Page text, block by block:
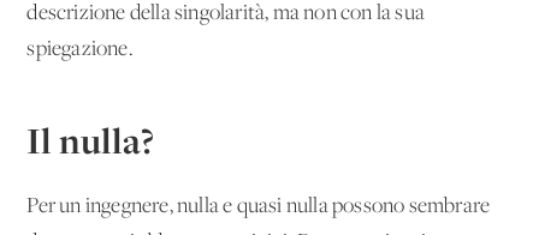
descrizione della singolarità, ma non con la sua
spiegazione.
Il nulla?
Per un ingegnere, nulla e quasi nulla possono sembrare